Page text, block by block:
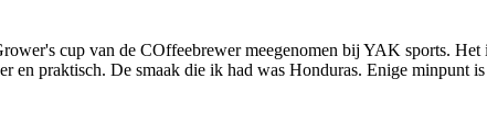
cup van de COffeebrewer meegenomen bij YAK sports.
en praktisch. De smaak die ik had was Honduras. Enige minpunt